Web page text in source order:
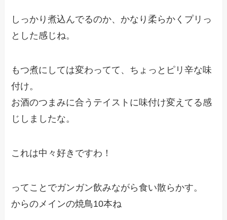
しっかり煮込んでるのか、かなり柔らかくプリっ
とした感じね。
もつ煮にしては変わってて、ちょっとピリ辛な味
付け。
お酒のつまみに合うテイストに味付け変えてる感
じしましたな。
これは中々好きですわ！
ってことでガンガン飲みながら食い散らかす。
からのメインの焼鳥10本ね